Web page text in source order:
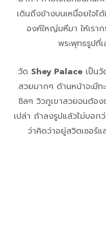
เดินถึงข้างบนเหนื่อยใจไ
องค์ใหญ่มหึมา ให้เรา
พระพุทธรูปที่
วัด Shey Palaceเป็นวั
สวยมากๆ ด้านหน้าจะมีท
ชิลๆ วิวภูเขาสวยจนต้อ
เปล่า ถ้าลงรูปแล้วไม่บอ
ว่าคิดว่าอยู่สวิตเซอร์